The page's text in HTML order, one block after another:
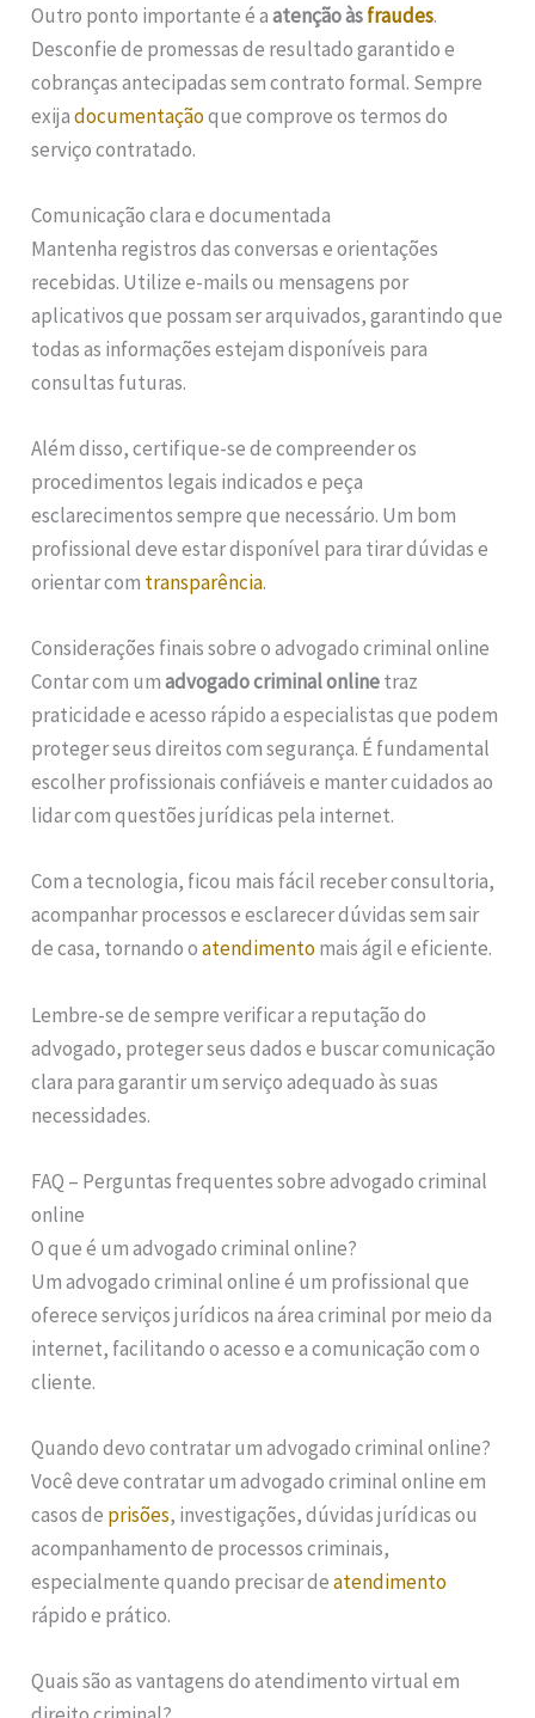
Outro ponto importante é aatenção àsfraudes.
Desconfie de promessas de resultado garantido e
cobranças antecipadas sem contrato formal. Sempre
exijadocumentaçãoque comprove os termos do
serviço contratado.
Comunicação clara e documentada
Mantenha registros das conversas e orientações
recebidas. Utilize e-mails ou mensagens por
aplicativos que possam ser arquivados, garantindo que
todas as informações estejam disponíveis para
consultas futuras.
Além disso, certifique-se de compreender os
procedimentos legais indicados e peça
esclarecimentos sempre que necessário. Um bom
profissional deve estar disponível para tirar dúvidas e
orientar com transparência.
Considerações finais sobre o advogado criminal online
Contar com umadvogado criminal onlinetraz
praticidade e acesso rápido a especialistas que podem
proteger seus direitos com segurança. É fundamental
escolher profissionais confiáveis e manter cuidados ao
lidar com questões jurídicas pela internet.
Com a tecnologia, ficou mais fácil receber consultoria,
acompanhar processos e esclarecer dúvidas sem sair
de casa, tornando oatendimentomais ágil e eficiente.
Lembre-se de sempre verificar a reputação do
advogado, proteger seus dados e buscar comunicação
clara para garantir um serviço adequado às suas
necessidades.
FAQ – Perguntas frequentes sobre advogado criminal
online
O que é um advogado criminal online?
Um advogado criminal online é um profissional que
oferece serviços jurídicos na área criminal por meio da
internet, facilitando o acesso e a comunicação com o
cliente.
Quando devo contratar um advogado criminal online?
Você deve contratar um advogado criminal online em
casos de prisões, investigações, dúvidas jurídicas ou
acompanhamento de processos criminais,
especialmente quando precisar deatendimento
rápido e prático.
Quais são as vantagens do atendimento virtual em